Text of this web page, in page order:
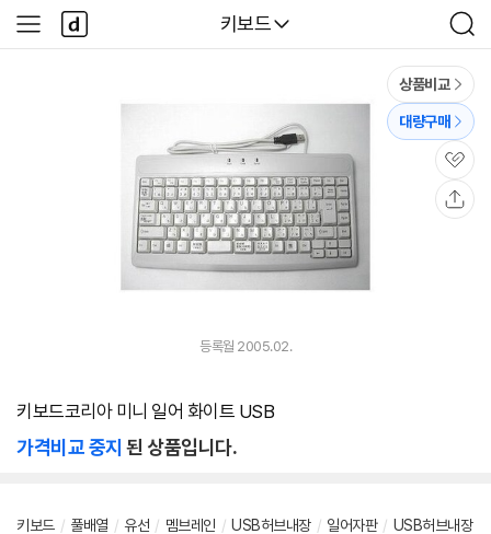
다나와
키보드
검
색
사
이
다
나
와
상품비교
대량구매
관
심
등록월 2005.02.
키보드코리아 미니 일어 화이트 USB
가격비교 중지 된 상품입니다.
키보드 / 풀배열 / 유선 / 멤브레인 / USB허브내장 / 일어자판 / USB허브내장